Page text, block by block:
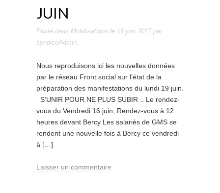
JUIN
Posté dans Mobilisations le 16 juin 2017par
syndicoAdmin.
Nous reproduisons ici les nouvelles données
par le réseau Front social sur l’état de la
préparation des manifestations du lundi 19 juin.
S’UNIR POUR NE PLUS SUBIR .. Le rendez-
vous du Vendredi 16 juin, Rendez-vous à 12
heures devant Bercy Les salariés de GMS se
rendent une nouvelle fois à Bercy ce vendredi
à […]
Laisser un commentaire